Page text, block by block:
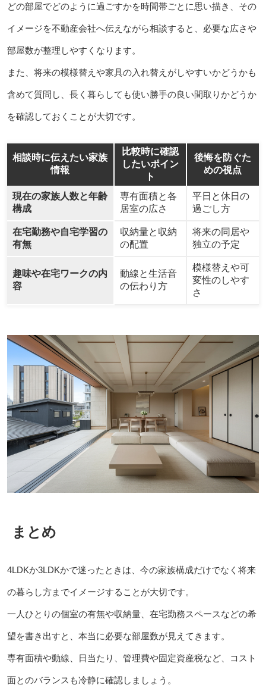
どの部屋でどのように過ごすかを時間帯ごとに思い描き、その
イメージを不動産会社へ伝えながら相談すると、必要な広さや
部屋数が整理しやすくなります。
また、将来の模様替えや家具の入れ替えがしやすいかどうかも
含めて質問し、長く暮らしても使い勝手の良い間取りかどうか
を確認しておくことが大切です。
相談時に伝えたい家族
情報
比較時に確認
したいポイン
ト
後悔を防ぐた
めの視点
現在の家族人数と年齢
構成
専有面積と各
居室の広さ
平日と休日の
過ごし方
在宅勤務や自宅学習の
有無
収納量と収納
の配置
将来の同居や
独立の予定
趣味や在宅ワークの内
容
動線と生活音
の伝わり方
模様替えや可
変性のしやす
さ
まとめ
4LDKか3LDKかで迷ったときは、今の家族構成だけでなく将来
の暮らし方までイメージすることが大切です。
一人ひとりの個室の有無や収納量、在宅勤務スペースなどの希
望を書き出すと、本当に必要な部屋数が見えてきます。
専有面積や動線、日当たり、管理費や固定資産税など、コスト
面とのバランスも冷静に確認しましょう。